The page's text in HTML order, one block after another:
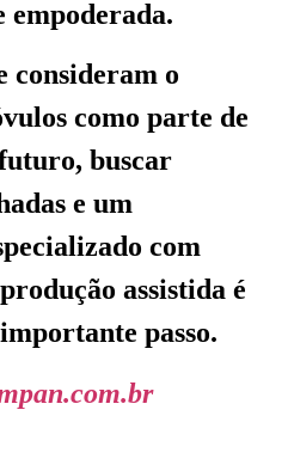
empoderada.
consideram o
como parte de
buscar
e um
com
assistida é
passo.